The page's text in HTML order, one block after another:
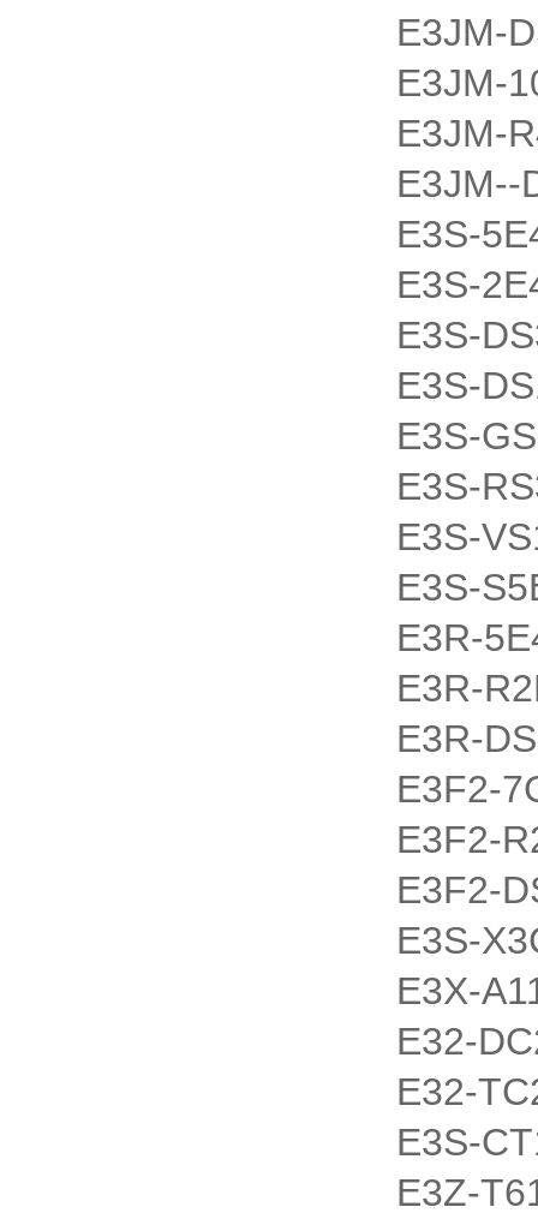
E3JM-
E3JM-
E3JM-
E3JM--
E3S-
E3S-
E3S-
E3S-
E3S-
E3S-
E3S-
E3S-
E3R-
E3R-
E3R-
E3F2-
E3F2-
E3F2-
E3S-
E3X-
E32-
E32-
E3S-
E3Z-